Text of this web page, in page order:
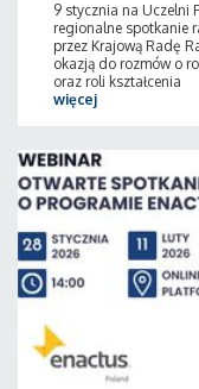
9 stycznia na Uczelni
regionalne spotkanie
przez Krajową Radę
okazją do rozmów o
oraz roli kształcenia
więcej